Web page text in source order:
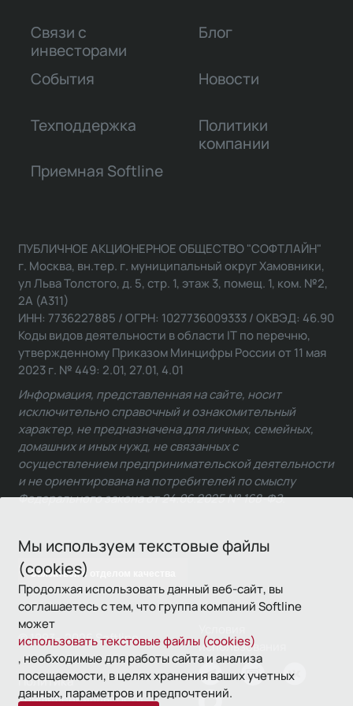
Мы используем текстовые файлы
(cookies)
Продолжая использовать данный веб-сайт, вы
соглашаетесь с тем, что группа компаний Softline
может
использовать текстовые файлы (cookies)
, необходимые для работы сайта и анализа
посещаемости, в целях хранения ваших учетных
данных, параметров и предпочтений.
Связи с
инвесторами
Блог
События Новости
Техподдержка
Политики
компании
Приемная Softline
Связаться с отделом качества
ПУБЛИЧНОЕ АКЦИОНЕРНОЕ ОБЩЕСТВО "СОФТЛАЙН"
г. Москва, вн.тер. г. муниципальный округ Хамовники,
ул Льва Толстого, д. 5, стр. 1, этаж 3, помещ. 1, ком. №2,
2А (А311)
ИНН: 7736227885 / ОГРН: 1027736009333 / ОКВЭД: 46.90
Коды видов деятельности в области IT по перечню,
утвержденному Приказом Минцифры России от 11 мая
2023 г. № 449: 2.01, 27.01, 4.01
Информация, представленная на сайте, носит
исключительно справочный и ознакомительный
характер, не предназначена для личных, семейных,
домашних и иных нужд, не связанных с
осуществлением предпринимательской деятельности
и не ориентирована на потребителей по смыслу
Федерального закона от 24.06.2025 № 168-ФЗ.
© 1993—2026 Softline
использования
Политика
конфиденциальности